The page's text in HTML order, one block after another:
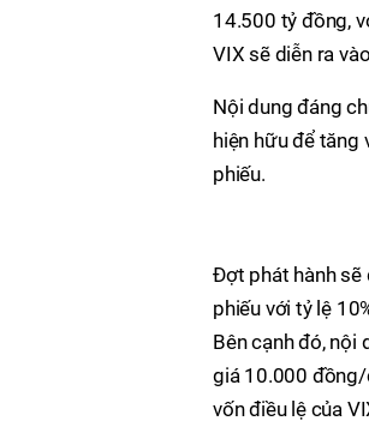
14.500 tỷ đồng,
VIX sẽ diễn ra
Nội dung đáng
hiện hữu để tăng
phiếu.
Đợt phát hành sẽ
phiếu với tỷ lệ
Bên cạnh đó, nội
giá 10.000 đồng/
vốn điều lệ của